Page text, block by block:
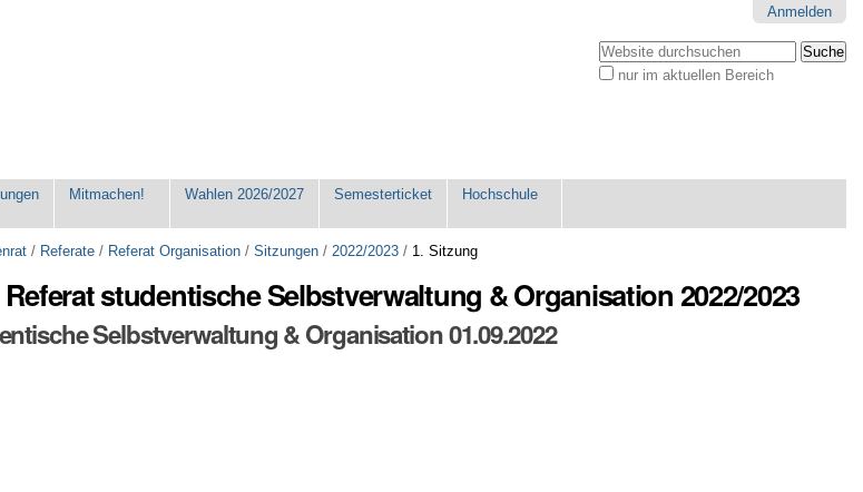
Anmelden
Website durchsuchen
nur im aktuellen Bereich
Mitmachen! Wahlen 2026/2027 Semesterticket Hochschule
/ Referate / Referat Organisation /Sitzungen /2022/2023 / 1. Sitzung
studentische Selbstverwaltung & Organisation 2022/2023
Selbstverwaltung & Organisation 01.09.2022